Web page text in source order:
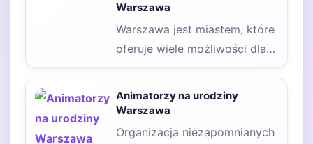
Warszawa
Warszawa jest miastem, które
oferuje wiele możliwości dla
osób pragnących nauczyć się
gry na gitarze.…
Animatorzy na urodziny
Warszawa
Organizacja niezapomnianych